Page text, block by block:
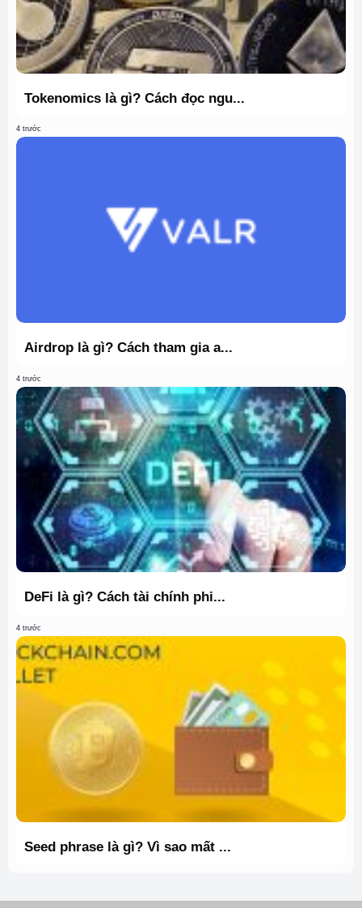
Tokenomics là gì? Cách đọc ngu...
4 trước
Airdrop là gì? Cách tham gia a...
4 trước
DeFi là gì? Cách tài chính phi...
4 trước
Seed phrase là gì? Vì sao mất ...